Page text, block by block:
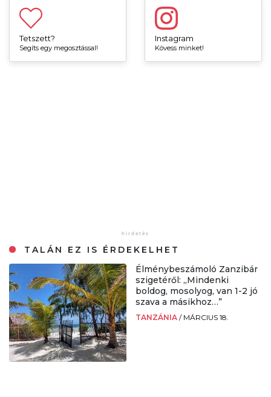
Tetszett?
Segíts egy megosztással!
Instagram
Kövess minket!
TALÁN EZ IS ÉRDEKELHET
Élménybeszámoló Zanzibár
szigetéről: „Mindenki
boldog, mosolyog, van 1-2 jó
szava a másikhoz…”
TANZÁNIA / MÁRCIUS 18.